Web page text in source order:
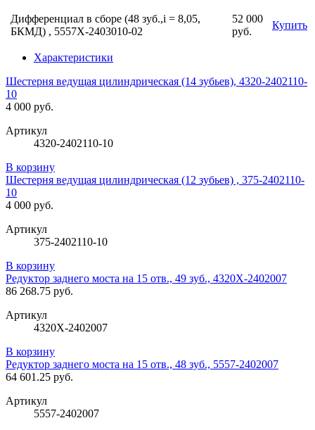
Дифференциал в сборе (48 зуб.,i = 8,05,
БКМД) , 5557Х-2403010-02
52 000
руб.
Купить
Характеристики
Шестерня ведущая цилиндрическая (14 зубьев), 4320-2402110-
10
4 000 руб.
Артикул
4320-2402110-10
В корзину
Шестерня ведущая цилиндрическая (12 зубьев) , 375-2402110-
10
4 000 руб.
Артикул
375-2402110-10
В корзину
Редуктор заднего моста на 15 отв., 49 зуб., 4320Х-2402007
86 268.75 руб.
Артикул
4320Х-2402007
В корзину
Редуктор заднего моста на 15 отв., 48 зуб., 5557-2402007
64 601.25 руб.
Артикул
5557-2402007